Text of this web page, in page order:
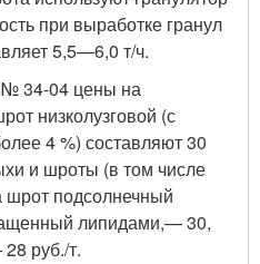
при выработке гранул
5,5—6,0 т/ч.
№ 34-04 цены на
низколузговой (с
4 %) составляют 30
и шроты (в том числе
подсолнечный
липидами,— 30,
руб./т.